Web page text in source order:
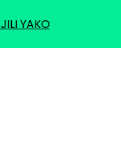
YAKO